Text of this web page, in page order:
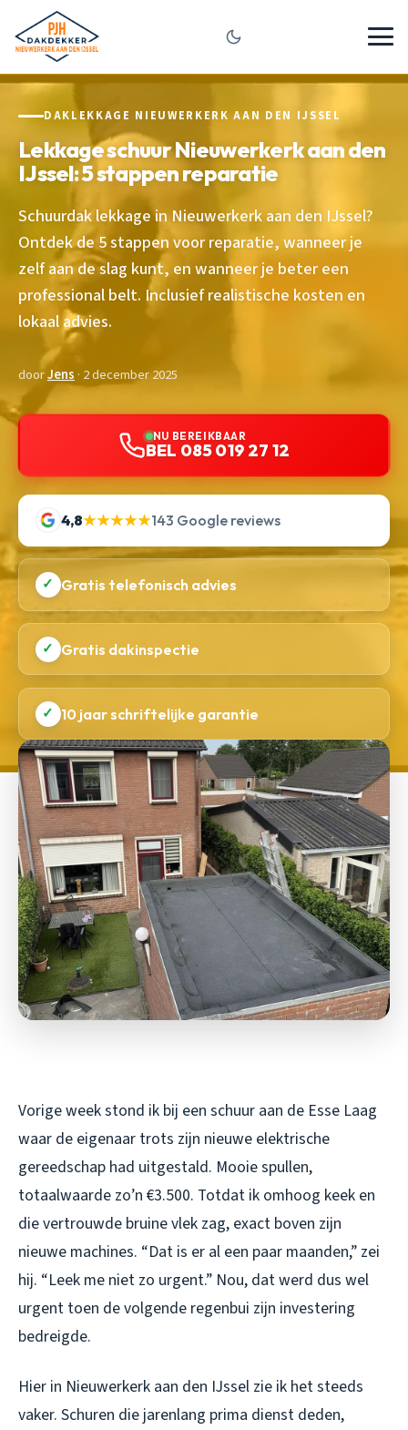
DAKLEKKAGE NIEUWERKERK AAN DEN IJSSEL
Lekkage schuur Nieuwerkerk aan den
IJssel: 5 stappen reparatie
Schuurdak lekkage in Nieuwerkerk aan den IJssel?
Ontdek de 5 stappen voor reparatie, wanneer je
zelf aan de slag kunt, en wanneer je beter een
professional belt. Inclusief realistische kosten en
lokaal advies.
doorJens · 2 december 2025
NU BEREIKBAAR
BEL 085 019 27 12
4,8★★★★★143 Google reviews
✓ Gratis telefonisch advies
✓ Gratis dakinspectie
✓ 10 jaar schriftelijke garantie
Vorige week stond ik bij een schuur aan de Esse Laag
waar de eigenaar trots zijn nieuwe elektrische
gereedschap had uitgestald. Mooie spullen,
totaalwaarde zo’n €3.500. Totdat ik omhoog keek en
die vertrouwde bruine vlek zag, exact boven zijn
nieuwe machines. “Dat is er al een paar maanden,” zei
hij. “Leek me niet zo urgent.” Nou, dat werd dus wel
urgent toen de volgende regenbui zijn investering
bedreigde.
Hier in Nieuwerkerk aan den IJssel zie ik het steeds
vaker. Schuren die jarenlang prima dienst deden,